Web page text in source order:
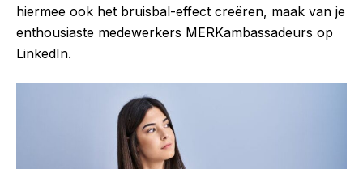
hiermee ook het bruisbal-effect creëren, maak van je
enthousiaste medewerkers MERKambassadeurs op
LinkedIn.